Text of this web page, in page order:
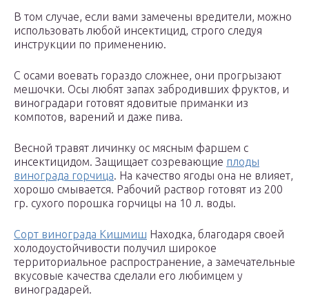
В том случае, если вами замечены вредители, можно
использовать любой инсектицид, строго следуя
инструкции по применению.
С осами воевать гораздо сложнее, они прогрызают
мешочки. Осы любят запах забродивших фруктов, и
виноградари готовят ядовитые приманки из
компотов, варений и даже пива.
Весной травят личинку ос мясным фаршем с
инсектицидом. Защищает созревающие плоды
винограда горчица. На качество ягоды она не влияет,
хорошо смывается. Рабочий раствор готовят из 200
гр. сухого порошка горчицы на 10 л. воды.
Сорт винограда Кишмиш Находка, благодаря своей
холодоустойчивости получил широкое
территориальное распространение, а замечательные
вкусовые качества сделали его любимцем у
виноградарей.